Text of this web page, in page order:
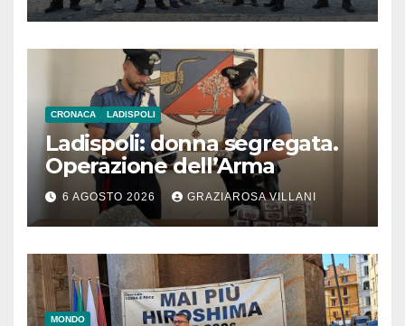
CRONACA LADISPOLI
Ladispoli: donna segregata.
Operazione dell’Arma
6 AGOSTO 2026 GRAZIAROSA VILLANI
MONDO